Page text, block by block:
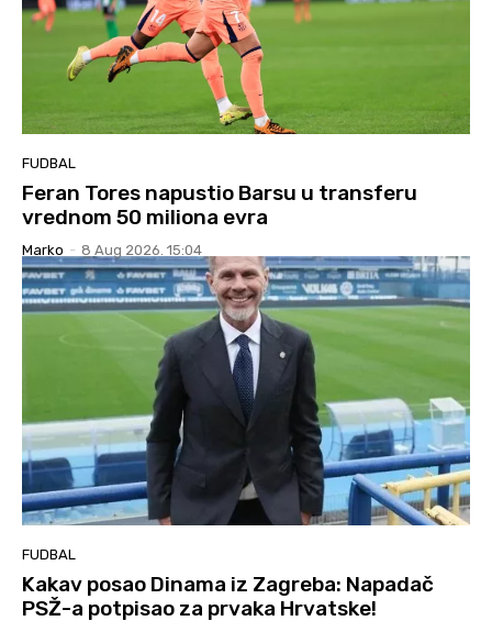
FUDBAL
Feran Tores napustio Barsu u transferu
vrednom 50 miliona evra
Marko - 8 Aug 2026. 15:04
FUDBAL
Kakav posao Dinama iz Zagreba: Napadač
PSŽ-a potpisao za prvaka Hrvatske!